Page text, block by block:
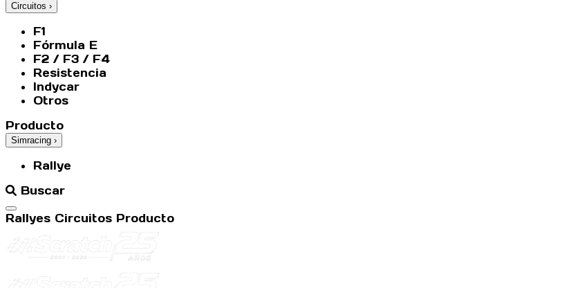
Circuitos ›
F1
Fórmula E
F2 / F3 / F4
Resistencia
Indycar
Otros
Producto
Simracing ›
Rallye
Buscar
Abrir menú
Rallyes Circuitos Producto